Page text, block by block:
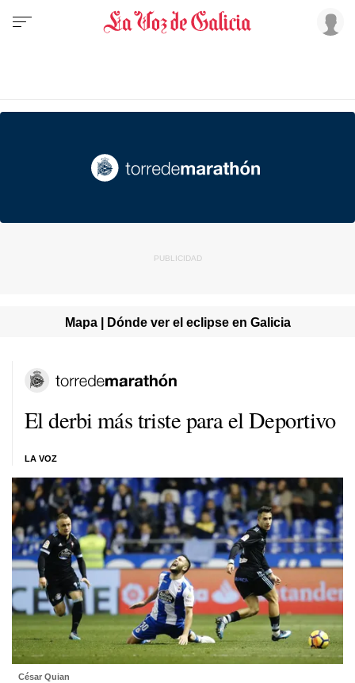
Mapa | Dónde ver el eclipse en Galicia
El derbi más triste para el Deportivo
LA VOZ
César Quian